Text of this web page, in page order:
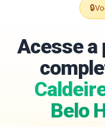
🔒
Acesse a
Belo